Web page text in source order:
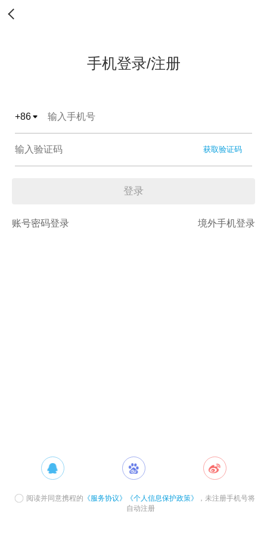
手机登录/注册
+86
获取验证码
登录
账号密码登录 境外手机登录
阅读并同意携程的 《服务协议》 《个人信息保护政策》
，未注册手机号将
自动注册